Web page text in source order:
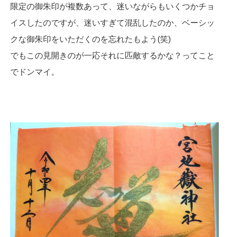
限定の御朱印が複数あって、迷いながらもいくつかチョ
イスしたのですが、迷いすぎて混乱したのか、ベーシッ
クな御朱印をいただくのを忘れたもよう(笑)
でもこの見開きのが一応それに匹敵するかな？ってこと
でドンマイ。